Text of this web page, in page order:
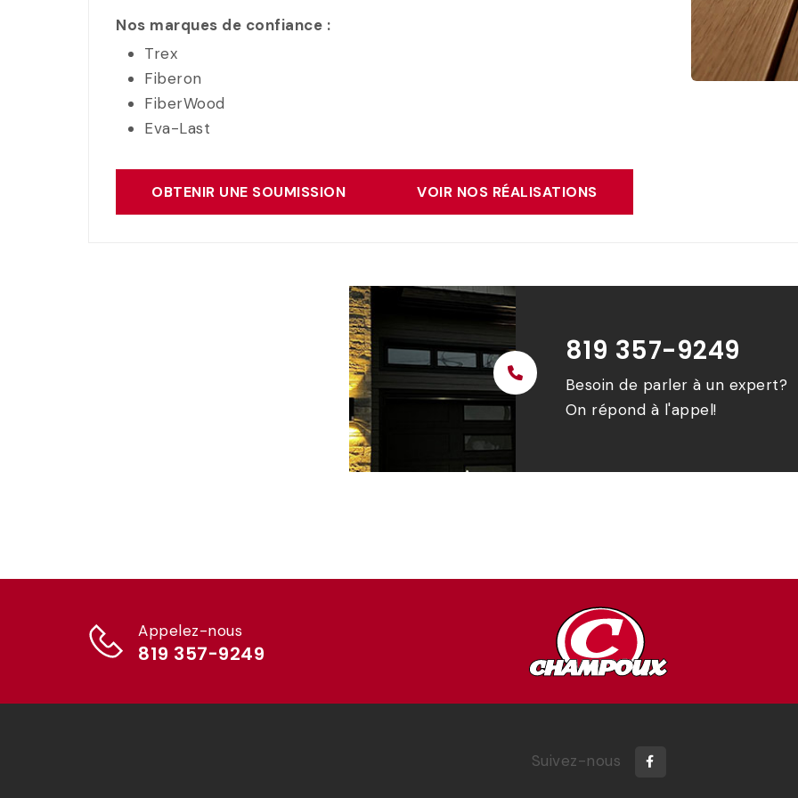
Nos marques de confiance :
Trex
Fiberon
FiberWood
Eva-Last
OBTENIR UNE SOUMISSION VOIR NOS RÉALISATIONS
819 357-9249
Besoin de parler à un expert?
On répond à l'appel!
Appelez-nous
819 357-9249
Suivez-nous